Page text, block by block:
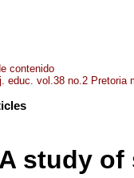
contenido
educ. vol.38 no.2 Pretoria
A study of